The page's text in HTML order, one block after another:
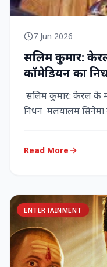
7 Jun 2026
सलिम कुमार:
कॉमेडियन का
सलिम कुमार: केरल के
निधन मलयालम सिनेमा
Read More
ENTERTAINMENT